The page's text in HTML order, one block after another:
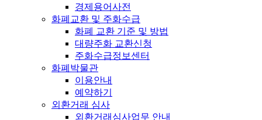
경제용어사전
화폐교환 및 주화수급
화폐 교환 기준 및 방법
대량주화 교환신청
주화수급정보센터
화폐박물관
이용안내
예약하기
외환거래 심사
외환거래심사업무 안내